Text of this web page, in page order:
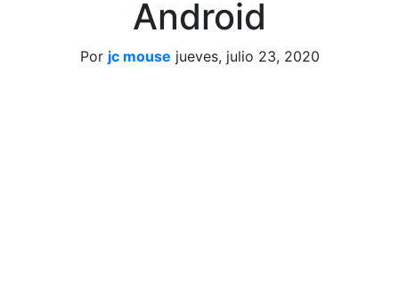
Android
Por jc mouse jueves, julio 23, 2020